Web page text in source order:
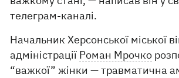
телеграм-каналі.
Начальник Херсонської міської
адміністрації Роман Мрочко
“важкої” жінки — травматична